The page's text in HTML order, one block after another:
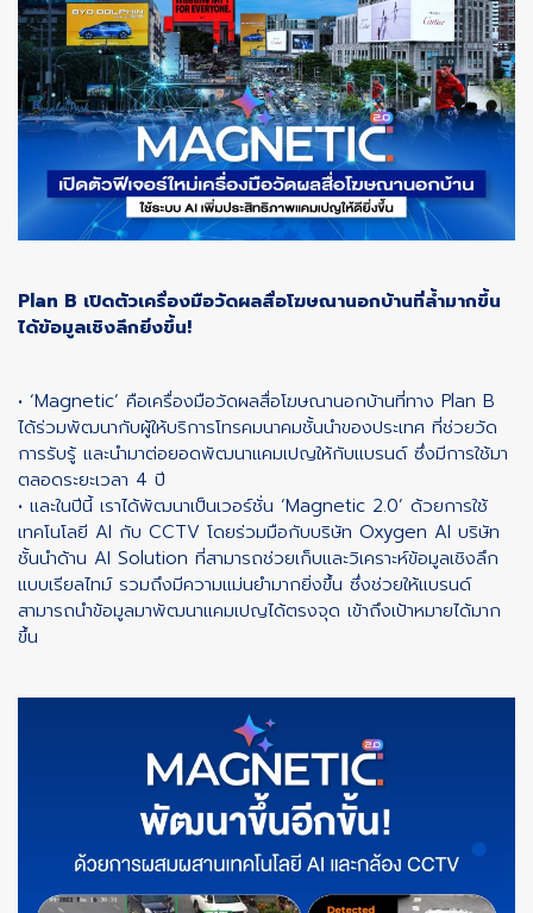
Plan B เปิดตัวเครื่องมือวัดผลสื่อโฆษณานอกบ้านที่ล้ำมากขึ้น
ได้ข้อมูลเชิงลึกยิ่งขึ้น!
• ‘Magnetic’ คือเครื่องมือวัดผลสื่อโฆษณานอกบ้านที่ทาง Plan B
ได้ร่วมพัฒนากับผู้ให้บริการโทรคมนาคมชั้นนำของประเทศ ที่ช่วยวัด
การรับรู้ และนำมาต่อยอดพัฒนาแคมเปญให้กับแบรนด์ ซึ่งมีการใช้มา
ตลอดระยะเวลา 4 ปี
• และในปีนี้ เราได้พัฒนาเป็นเวอร์ชั่น ‘Magnetic 2.0’ ด้วยการใช้
เทคโนโลยี AI กับ CCTV โดยร่วมมือกับบริษัท Oxygen AI บริษัท
ชั้นนำด้าน AI Solution ที่สามารถช่วยเก็บและวิเคราะห์ข้อมูลเชิงลึก
แบบเรียลไทม์ รวมถึงมีความแม่นยำมากยิ่งขึ้น ซึ่งช่วยให้แบรนด์
สามารถนำข้อมูลมาพัฒนาแคมเปญได้ตรงจุด เข้าถึงเป้าหมายได้มาก
ขึ้น